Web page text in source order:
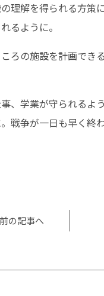
理解を得られる方
るように。
ろの施設を計画で
、学業が守られるよ
戦争が一日も早く終
前の記事へ